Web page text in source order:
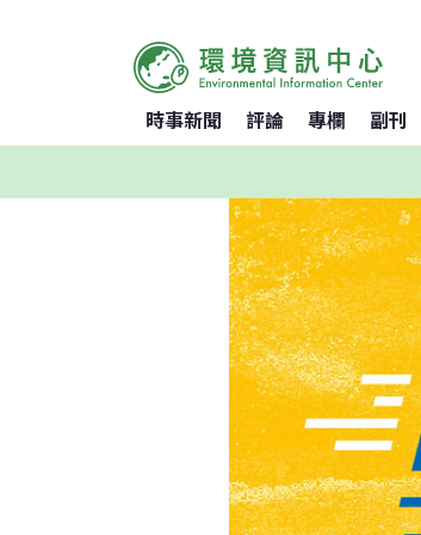
時事新聞 評論 專欄 副刊